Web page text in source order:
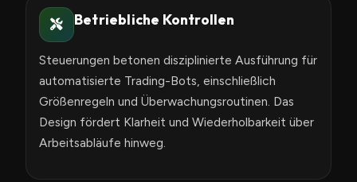
Betriebliche Kontrollen
Steuerungen betonen disziplinierte Ausführung für
automatisierte Trading-Bots, einschließlich
Größenregeln und Überwachungsroutinen. Das
Design fördert Klarheit und Wiederholbarkeit über
Arbeitsabläufe hinweg.